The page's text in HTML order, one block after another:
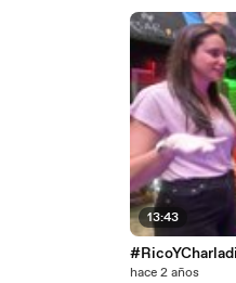
13:43
hace 2 años